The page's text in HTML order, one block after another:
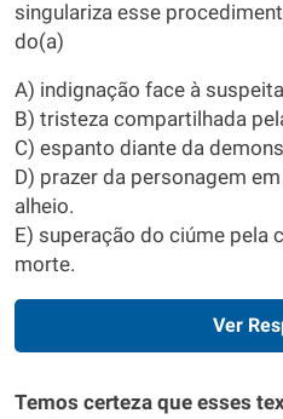
singulariza esse
do(a)
A) indignação face à
B) tristeza compartilhada
C) espanto diante da
D) prazer da personagem
alheio.
E) superação do ciúme pela
morte.
Ver
Temos certeza que esses